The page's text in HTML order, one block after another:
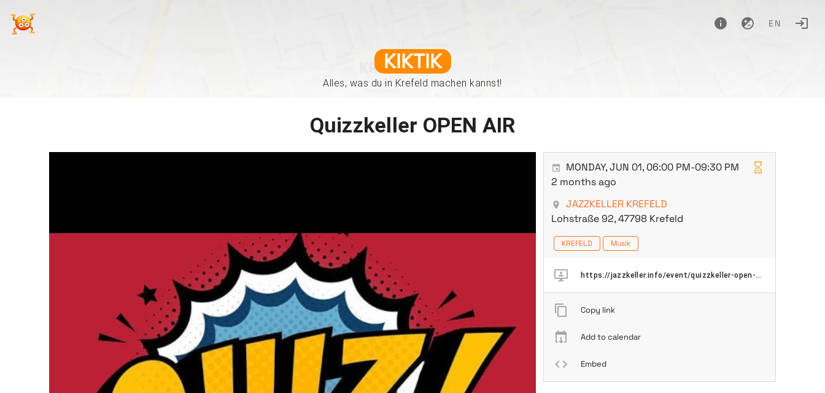
EN
KIKTIK
Alles, was du in Krefeld machen kannst!
Quizzkeller OPEN AIR
MONDAY, JUN 01, 06:00 PM-09:30 PM
2 months ago
JAZZKELLER KREFELD
Lohstraße 92, 47798 Krefeld
KREFELD Musik
https://jazzkeller.info/event/quizzkeller-open-air-01-06/
Copy link
Add to calendar
Embed